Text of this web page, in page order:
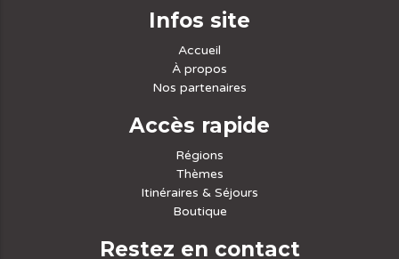
Infos site
Accueil
À propos
Nos partenaires
Accès rapide
Régions
Thèmes
Itinéraires & Séjours
Boutique
Restez en contact